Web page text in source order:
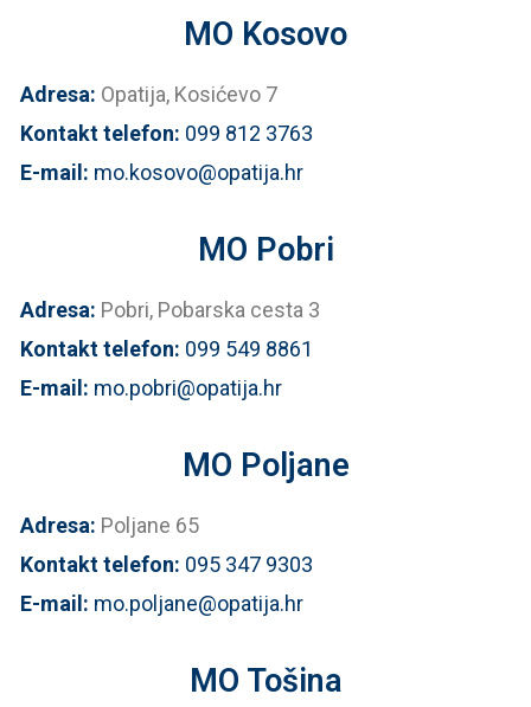
MO Kosovo
Adresa: Opatija, Kosićevo 7
Kontakt telefon: 099 812 3763
E-mail: mo.kosovo@opatija.hr
MO Pobri
Adresa: Pobri, Pobarska cesta 3
Kontakt telefon: 099 549 8861
E-mail: mo.pobri@opatija.hr
MO Poljane
Adresa: Poljane 65
Kontakt telefon: 095 347 9303
E-mail: mo.poljane@opatija.hr
MO Tošina